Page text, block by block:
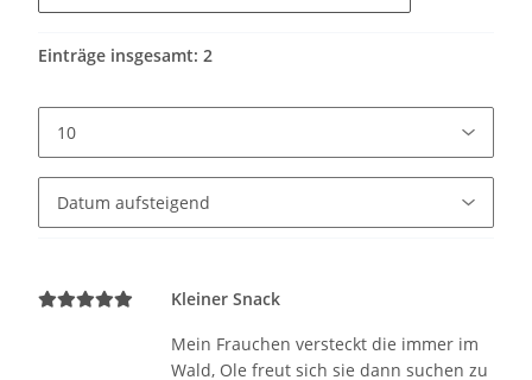
Einträge insgesamt: 2
Kleiner Snack
Mein Frauchen versteckt die immer im
Wald, Ole freut sich sie dann suchen zu